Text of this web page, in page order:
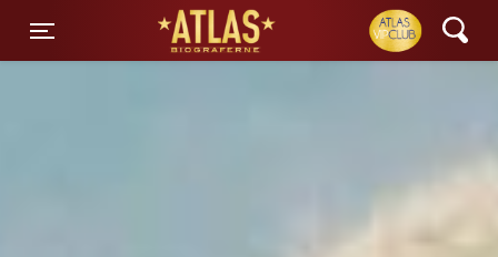
Toggle navigation
ATLAS Biograferne